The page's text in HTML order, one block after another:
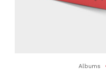
Albums